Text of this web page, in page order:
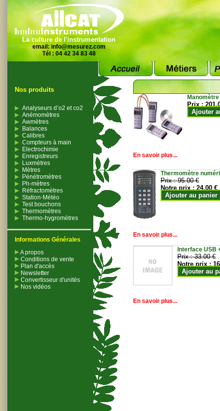
La culture de l'instrumentation
email: info@mesurez.com
Tél : 04 42 34 83 48
Nos produits
Analyseurs d’o2 et co2
Anémomètres
Awmètres
Balances
Calibres
Compteurs à main
Electrochimie
Enregistreurs
Luxmètres
Mètres
Pénétromètres
Ph-mètres
Réfractomètres
Station-Météo
Test bouchons
Thermomètres
Thermo-hygromètres
Informations Générales
A propos
Conditions de vente
Plan d'accès
Newsletter
Convertisseur d'unités
Nos vidéos
Prix :
Ajouter
En savoir plus...
Thermomètre
Prix :95.00 €
Notre prix :24.00 €
Ajouter au panier
En savoir plus...
Interface USB
Prix :33.00 €
Notre prix :
Ajouter au
En savoir plus...